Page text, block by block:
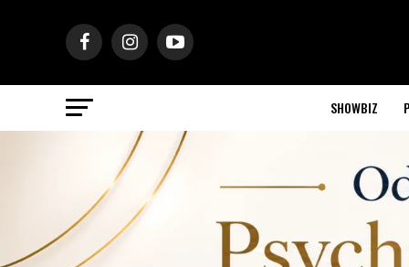
SHOWBIZ